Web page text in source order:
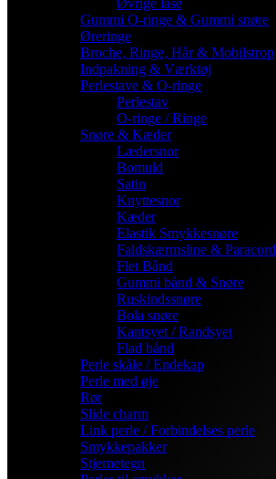
Øvrige låse
Gummi O-ringe & Gummi snøre
Øreringe
Broche, Ringe, Hår & Mobilstrop
Indpakning & Værktøj
Perlestave & O-ringe
Perlestav
O-ringe / Ringe
Snøre & Kæder
Lædersnor
Bomuld
Satin
Knyttesnor
Kæder
Elastik Smykkesnøre
Faldskærmsline & Paracord
Flet Bånd
Gummi bånd & Snøre
Ruskindssnøre
Bola snøre
Kantsyet / Randsyet
Flad bånd
Perle skåle / Endekap
Perle med øje
Rør
Slide charm
Link perle / Forbindelses perle
Smykkepakker
Stjernetegn